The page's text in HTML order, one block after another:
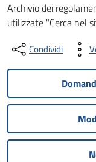
Archivio dei
utilizzate "Cerca nel
Condividi